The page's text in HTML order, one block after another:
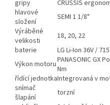
gripy
CRUSSIS
hlavové
složení
SEMI 1 1/8"
Výráběné
velikosti
18, 20, 22
baterie
LG Li-Ion 36V /
Výkon motoruPANASONIC GX
Nm
řídící jednotkaIntegrovaná v
snímač
šlapání
torzní